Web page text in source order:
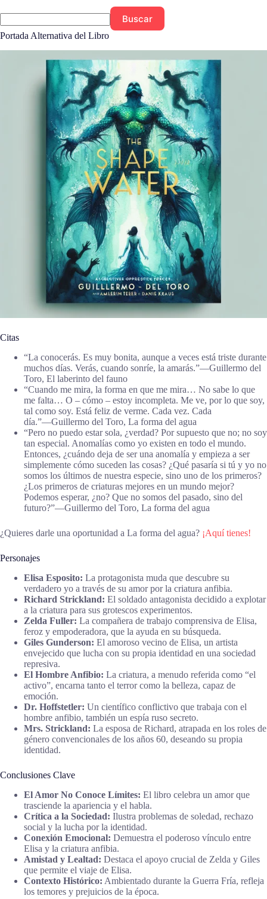
Buscar
Portada Alternativa del Libro
Citas
“La conocerás. Es muy bonita, aunque a veces está triste durante
muchos días. Verás, cuando sonríe, la amarás.”―Guillermo del
Toro, El laberinto del fauno
“Cuando me mira, la forma en que me mira… No sabe lo que
me falta… O – cómo – estoy incompleta. Me ve, por lo que soy,
tal como soy. Está feliz de verme. Cada vez. Cada
día.”―Guillermo del Toro, La forma del agua
“Pero no puedo estar sola, ¿verdad? Por supuesto que no; no soy
tan especial. Anomalías como yo existen en todo el mundo.
Entonces, ¿cuándo deja de ser una anomalía y empieza a ser
simplemente cómo suceden las cosas? ¿Qué pasaría si tú y yo no
somos los últimos de nuestra especie, sino uno de los primeros?
¿Los primeros de criaturas mejores en un mundo mejor?
Podemos esperar, ¿no? Que no somos del pasado, sino del
futuro?”―Guillermo del Toro, La forma del agua
¿Quieres darle una oportunidad a La forma del agua? ¡Aquí tienes!
Personajes
Elisa Esposito: La protagonista muda que descubre su
verdadero yo a través de su amor por la criatura anfibia.
Richard Strickland: El soldado antagonista decidido a explotar
a la criatura para sus grotescos experimentos.
Zelda Fuller: La compañera de trabajo comprensiva de Elisa,
feroz y empoderadora, que la ayuda en su búsqueda.
Giles Gunderson: El amoroso vecino de Elisa, un artista
envejecido que lucha con su propia identidad en una sociedad
represiva.
El Hombre Anfibio: La criatura, a menudo referida como “el
activo”, encarna tanto el terror como la belleza, capaz de
emoción.
Dr. Hoffstetler: Un científico conflictivo que trabaja con el
hombre anfibio, también un espía ruso secreto.
Mrs. Strickland: La esposa de Richard, atrapada en los roles de
género convencionales de los años 60, deseando su propia
identidad.
Conclusiones Clave
El Amor No Conoce Límites: El libro celebra un amor que
trasciende la apariencia y el habla.
Crítica a la Sociedad: Ilustra problemas de soledad, rechazo
social y la lucha por la identidad.
Conexión Emocional: Demuestra el poderoso vínculo entre
Elisa y la criatura anfibia.
Amistad y Lealtad: Destaca el apoyo crucial de Zelda y Giles
que permite el viaje de Elisa.
Contexto Histórico: Ambientado durante la Guerra Fría, refleja
los temores y prejuicios de la época.